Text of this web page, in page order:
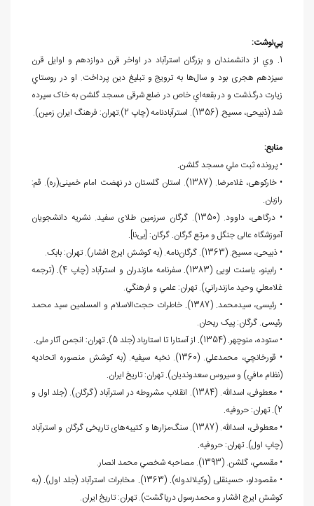
پي‌نوشت:
1. وي از دانشمندان و بزرگان استرآباد در اواخر قرن دوازدهم و اوایل قرن
سيزدهم هجری بود و سال‌‍‌ها به ترویج و تبلیغ دین پرداخت. او در روستاي
زيارت درگذشت و در بقعه‌اي خاص در ضلع شرقی مسجد گلشن به خاک سپرده
شد (ذبیحی، مسیح. (1356). استرآبادنامه (چاپ 2).تهران: فرهنگ ایران زمین).
منابع:
• پرونده ثبت ملي مسجد گلشن.
• خارکوهی، غلامرضا. (1387). استان گلستان در نهضت امام خمینی(ره). قم:
رازبان.
• درگاهی، داوود. (1350). گرگان سرزمین طلای سفید. نشریه دانشجویان
آموزشگاه عالی جنگل و مرتع گرگان. گرگان: [بی‌نا].
• ذبیحی، مسیح. (1363). گرگان‌نامه. (به کوشش ایرج افشار). تهران: بابک.
• رابينو، یاسنت لویی (1383). سفرنامه مازندران و استرآباد (چاپ 4). (ترجمه
غلامعلي وحيد مازندراني). تهران: علمي و فرهنگي.
• رئیسی، سیدمحمد. (1387). خاطرات حجت‌الاسلام و المسلمین سید محمد
رئیسی. گرگان: پیک ریحان.
• ستوده، منوچهر. (1354). از آستارا تا استارباد (جلد 5). تهران: انجمن آثار ملی.
• قورخانچي، محمدعلي. (1360). نخبه سيفيه. (به كوشش منصوره اتحاديه
(نظام مافي) و سيروس سعدونديان). تهران: تاريخ ايران.
• معطوفی، اسدالله. (1384). انقلاب مشروطه در استرآباد (گرگان). (جلد اول و
2). تهران: حروفیه.
• معطوفی، اسدالله. (1387). سنگ‌مزارها و کتیبه‌های تاریخی گرگان و استرآباد
(چاپ اول). تهران: حروفیه.
• مقسمي، گلشن. (1393). مصاحبه شخصي محمد انصار.
• مقصودلو، حسینقلی (وکیل‏الدوله). (1363). مخابرات استرآباد (جلد اول). (به
کوشش ایرج افشار و محمدرسول دریاگشت). تهران: تاریخ ایران.